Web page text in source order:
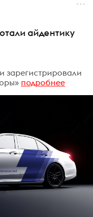
айдентику
зарегистрировали
подробнее